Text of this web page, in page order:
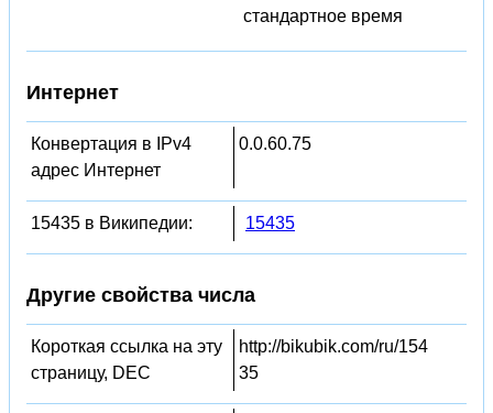
стандартное время
Интернет
Конвертация в IPv4
адрес Интернет
0.0.60.75
15435 в Википедии: 15435
Другие свойства числа
Короткая ссылка на эту
страницу, DEC
http://bikubik.com/ru/154
35